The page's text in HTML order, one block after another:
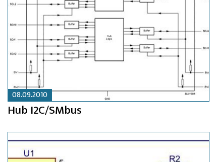
08.09.2010
Hub I2C/SMbus